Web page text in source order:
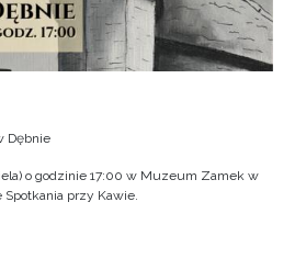
Dębnie
o godzinie 17:00 w Muzeum Zamek w
przy Kawie.